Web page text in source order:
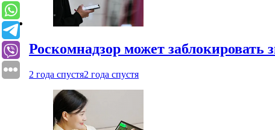
Роскомнадзор может заблокировать
2 года спустя2 года спустя